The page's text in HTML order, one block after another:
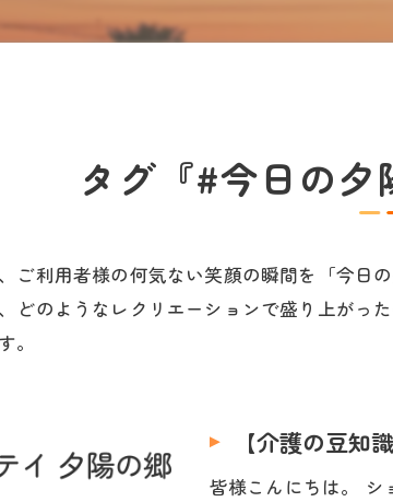
タグ『#今日の
ご利用者様の何気ない笑顔の瞬間を「今日
どのようなレクリエーションで盛り上がっ
。
【介護の豆知
皆様こんにちは。 シ